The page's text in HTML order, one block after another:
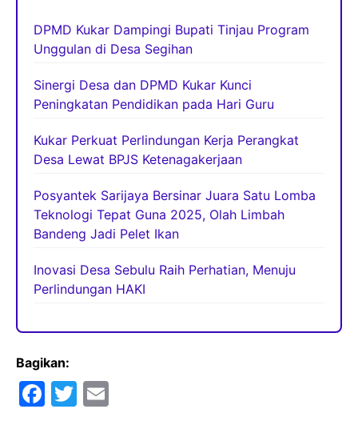
DPMD Kukar Dampingi Bupati Tinjau Program
Unggulan di Desa Segihan
Sinergi Desa dan DPMD Kukar Kunci
Peningkatan Pendidikan pada Hari Guru
Kukar Perkuat Perlindungan Kerja Perangkat
Desa Lewat BPJS Ketenagakerjaan
Posyantek Sarijaya Bersinar Juara Satu Lomba
Teknologi Tepat Guna 2025, Olah Limbah
Bandeng Jadi Pelet Ikan
Inovasi Desa Sebulu Raih Perhatian, Menuju
Perlindungan HAKI
Bagikan:
F
T